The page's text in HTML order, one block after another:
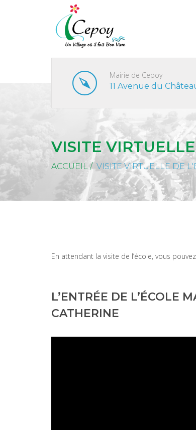
VISITE
ACCUEIL/ VISITE VIRTUELLE DE
Mairie de Cepoy
11 Avenue du
En attendant la visite de l’école, vous
L’ENTRÉE DE L’ÉCOLE
CATHERINE